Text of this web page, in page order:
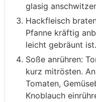
glasig
Hackfleisch
Pfanne kräftig
leicht gebräunt ist.
Soße anrühren:
kurz mitrösten.
Tomaten,
Knoblauch